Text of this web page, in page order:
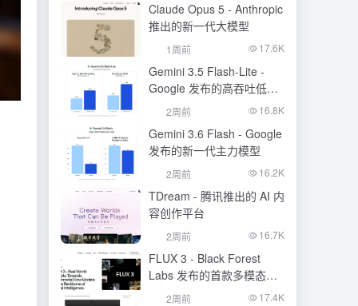
Claude Opus 5 - Anthropic
推出的新一代大模型
1周前 17.6K
Gemini 3.5 Flash-Lite -
Google 发布的高吞吐低成
本模型
2周前 16.8K
Gemini 3.6 Flash - Google
发布的新一代主力模型
2周前 16.2K
TDream - 腾讯推出的 AI 内
容创作平台
2周前 16.7K
FLUX 3 - Black Forest
Labs 发布的首款多模态基
础模型
2周前 17.4K